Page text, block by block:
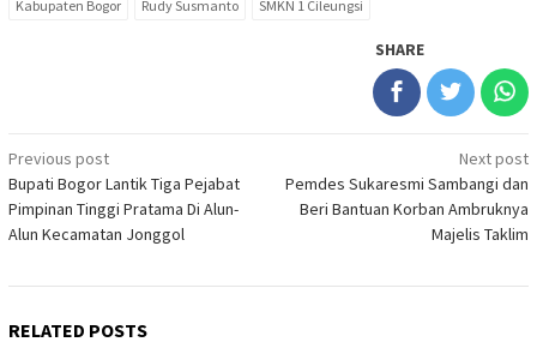
Kabupaten Bogor Rudy Susmanto SMKN 1 Cileungsi
SHARE
Post
navigation
Previous post
Bupati Bogor Lantik Tiga Pejabat
Pimpinan Tinggi Pratama Di Alun-
Alun Kecamatan Jonggol
Next post
Pemdes Sukaresmi Sambangi dan
Beri Bantuan Korban Ambruknya
Majelis Taklim
RELATED POSTS